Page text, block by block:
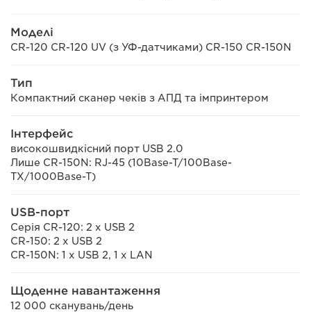
Mоделі
CR-120 CR-120 UV (з УФ-датчиками) CR-150 CR-150N
Тип
Компактний сканер чеків з АПД та імпринтером
Інтерфейс
високошвидкісний порт USB 2.0
Лише CR-150N: RJ-45 (10Base-T/100Base-
TX/1000Base-T)
USB-порт
Серія CR-120: 2 x USB 2
CR-150: 2 x USB 2
CR-150N: 1 x USB 2, 1 x LAN
Щоденне навантаження
12 000 сканувань/день